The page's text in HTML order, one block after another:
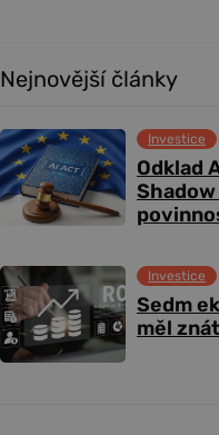
Nejnovější články
Odklad
Investice
Sedm
měl
Investice